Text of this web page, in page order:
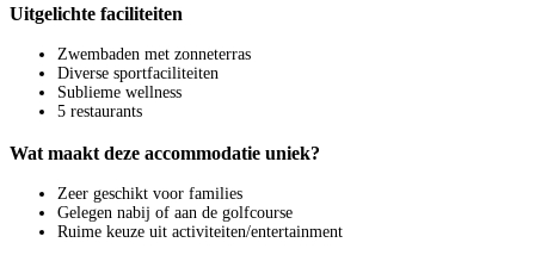
Uitgelichte faciliteiten
Zwembaden met zonneterras
Diverse sportfaciliteiten
Sublieme wellness
5 restaurants
Wat maakt deze accommodatie uniek?
Zeer geschikt voor families
Gelegen nabij of aan de golfcourse
Ruime keuze uit activiteiten/entertainment